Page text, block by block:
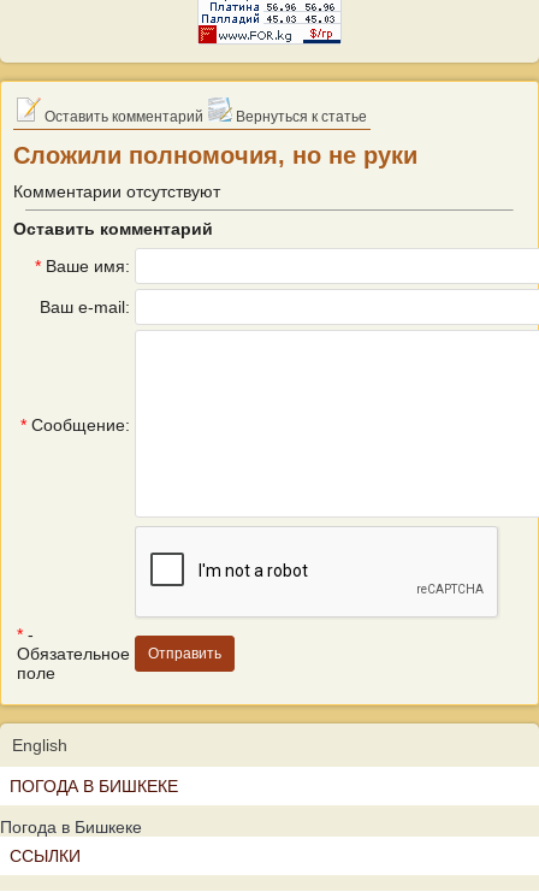
Оставить комментарий Вернуться к статье
Сложили полномочия, но не руки
Комментарии отсутствуют
Оставить комментарий
* Ваше имя:
Ваш e-mail:
* Сообщение:
* -
Обязательное
поле
English
ПОГОДА В БИШКЕКЕ
Погода в Бишкеке
ССЫЛКИ